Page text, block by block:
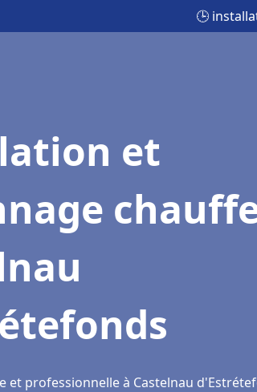
🕒
et
et professionnelle à Castelnau